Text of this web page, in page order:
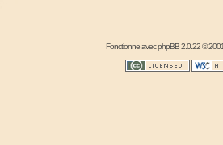
Fonctionne avecphpBB2.0.22 ©